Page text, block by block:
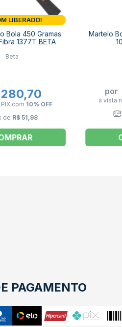
LIBERADO!
Bola 450 Gramas
1377T BETA
Beta
com 10% OFF
de R$ 51,98
Martelo
por
à vista
PAGAMENTO